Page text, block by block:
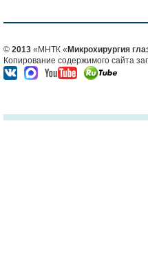
© 2013 «МНТК « Микрохирургия
Копирование содержимого сайта